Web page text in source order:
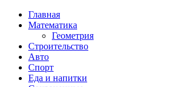
Главная
Математика
Геометрия
Строительство
Авто
Спорт
Еда и напитки